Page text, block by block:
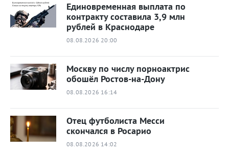
Единовременная выплата по
контракту составила 3,9 млн
рублей в Краснодаре
08.08.2026 20:00
Москву по числу порноактрис
обошёл Ростов-на-Дону
08.08.2026 16:14
Отец футболиста Месси
скончался в Росарио
08.08.2026 14:02